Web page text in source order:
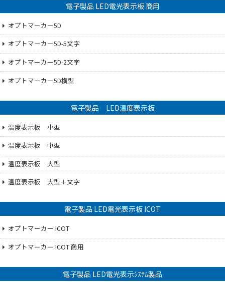
電子製品 LED電光表示板 商用
オプトマーカー5D
オプトマーカー5D-5文字
オプトマーカー5D-2文字
オプトマーカー5D横型
電子製品 LED温度表示板
温度表示板 小型
温度表示板 中型
温度表示板 大型
温度表示板 大型＋文字
電子製品 LED電光表示板 ICOT
オプトマーカー ICOT
オプトマーカー ICOT 商用
電子製品 LED電光表示ｼｽﾃﾑ製品